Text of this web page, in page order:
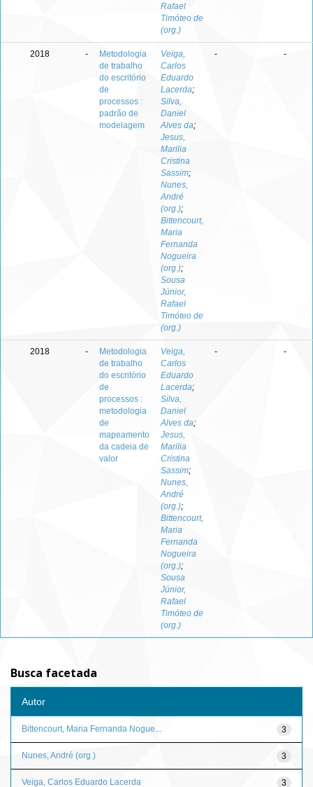
Rafael
Timóteo de
(org.)
2018 -
Metodologia
de trabalho
do escritório
de
processos :
padrão de
modelagem
Veiga,
Carlos
Eduardo
Lacerda;
Silva,
Daniel
Alves da;
Jesus,
Marilia
Cristina
Sassim;
Nunes,
André
(org.);
Bittencourt,
Maria
Fernanda
Nogueira
(org.);
Sousa
Júnior,
Rafael
Timóteo de
(org.)
- -
2018 -
Metodologia
de trabalho
do escritório
de
processos :
metodologia
de
mapeamento
da cadeia de
valor
Veiga,
Carlos
Eduardo
Lacerda;
Silva,
Daniel
Alves da;
Jesus,
Marilia
Cristina
Sassim;
Nunes,
André
(org.);
Bittencourt,
Maria
Fernanda
Nogueira
(org.);
Sousa
Júnior,
Rafael
Timóteo de
(org.)
- -
Busca facetada
Autor
3
Bittencourt, Maria Fernanda Nogue...
3
Nunes, André (org.)
3
Veiga, Carlos Eduardo Lacerda